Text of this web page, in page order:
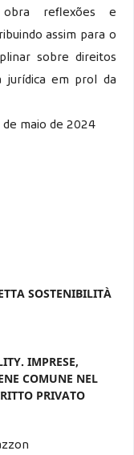
obra reflexões e
assim para o
sobre direitos
jurídica em prol da
maio de 2024
SOSTENIBILITÀ
IMPRESE,
COMUNE NEL
PRIVATO